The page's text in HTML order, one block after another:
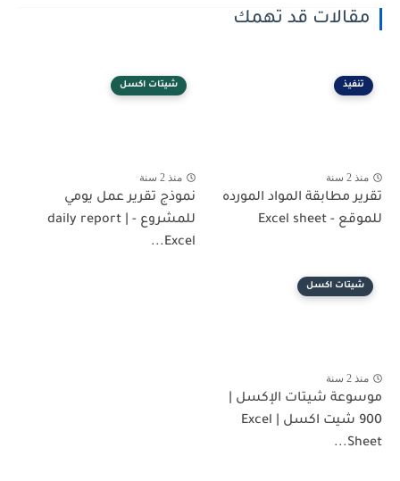
مقالات قد تهمك
تنفيذ
منذ 2 سنة
تقرير مطابقة المواد المورده
للموقع - Excel sheet
شيتات اكسل
منذ 2 سنة
نموذج تقرير عمل يومي
للمشروع - daily report |
Excel...
شيتات اكسل
منذ 2 سنة
موسوعة شيتات الإكسل |
900 شيت اكسل | Excel
Sheet...